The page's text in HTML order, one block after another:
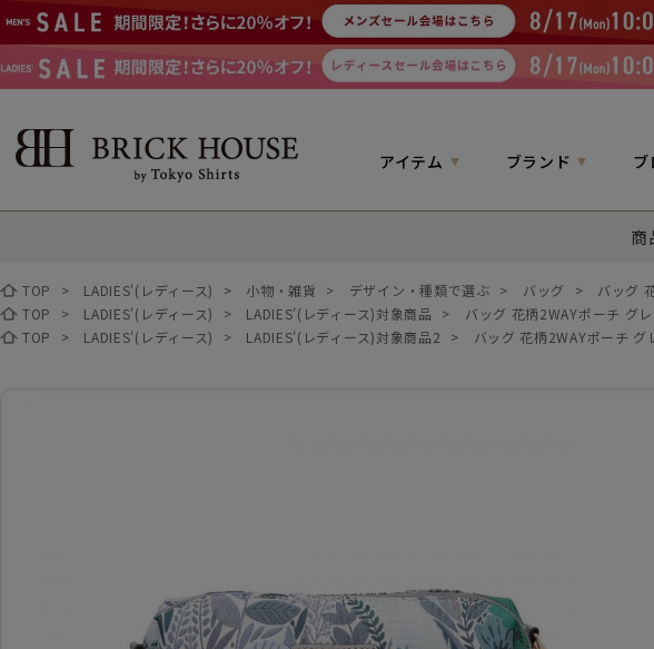
アイテム ブランド ブ
商
TOP > LADIES'(レディース) > 小物・雑貨 > デザイン・種類で選ぶ > バッグ >
バッグ
TOP
> LADIES'(レディース) > LADIES'(レディース)対象商品 >
バッグ 花柄2WAYポーチ グ
TOP
> LADIES'(レディース) > LADIES'(レディース)対象商品2 > バッグ 花柄2WAYポーチ